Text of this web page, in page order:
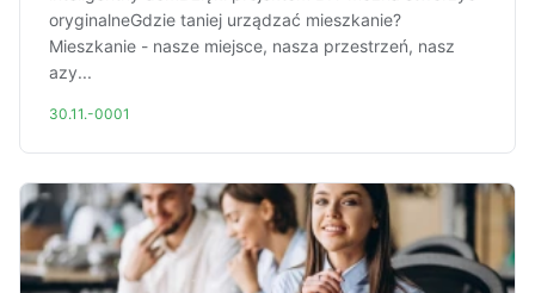
oryginalneGdzie taniej urządzać mieszkanie?
Mieszkanie - nasze miejsce, nasza przestrzeń, nasz
azy...
30.11.-0001